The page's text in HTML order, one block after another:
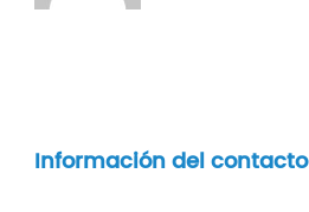
Información del contacto